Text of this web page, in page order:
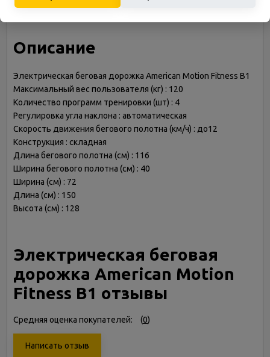
Описание
Электрическая беговая дорожка American Motion Fitness B1
Максимальный вес пользователя (кг) : 120
Количество программ тренировки (шт) : 4
Регулировка угла наклона : автоматическая
Скорость движения бегового полотна (км/ч) : до12
Конструкция : складная
Длина бегового полотна (см) : 116
Ширина бегового полотна (см) : 40
Ширина (см) : 72
Длина (см) : 150
Высота (см) : 128
Электрическая беговая
дорожка American Motion
Fitness B1 отзывы
Средняя оценка покупателей: (0)
Написать отзыв